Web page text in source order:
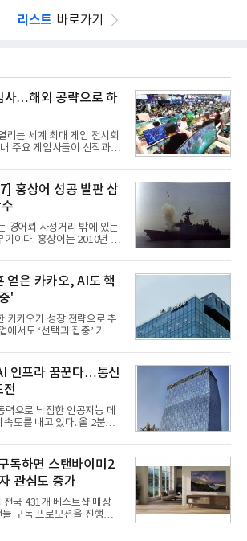
리스트 바로가기
사…해외 공략으로 하
리는 세계 최대 게임 전시회
주요 게임사들이 신작과 글
반기 신작 흥행과 해외 시장
변수로 떠오르고 있다.8일
기 게임업계는 기업별 성적
으로 크래프톤은 'PUBG: 배
장에 힘입어 상반기 연결
영업이익 9725억원으로 역
. 엔씨도 올해 출시한 '아이온
홍상어 성공 발판 삼
경어뢰 사정거리 밖에 있는
기이다. 홍상어는 2010년 넥
국형 구축함(KDX-1) 이상
그해 7월 해군은 동해상에서
시험발사를 실시했다. 이때
수한 후 표적을 타격하지
는 예상 밖의 일이 벌어졌
에서도 만족스러운 결과를
성 확보를 위해 LIG넥스원은
얻은 카카오, AI도 핵
'
카카오가 성장 전략으로 추
에서도 ‘선택과 집중’ 기조
리, 카카오는 ‘카카오톡’이
용한 AI 에이전트 서비스에
무리한 사업 확장 과정에서
하지 않고 핵심 역량에 집
다.7일 업계에 따르면 카카
매출 2조985억원, 영업이
전년 동기 대비 매출과 영업
인프라 꿈꾼다…통신
전
으로 낙점한 인공지능 데
속도를 내고 있다. 올 2분기
기가와트) 규모의 AI DC를
을 제시하면서다. 이에 따
신사인 KT, LG유플러스를
IT 인프라 기업으로 확장되
따르면 회사는 올해 2분기
원, 영업이익 5660억원을
기 대비 0.5%, 영업이익은
독하면 스탠바이미2
관심도 증가
전국 431개 베스트샵 매장
구독 프로모션을 진행하고